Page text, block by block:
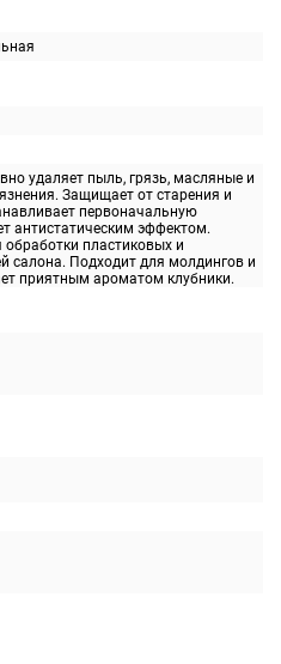
удаляет пыль, грязь, масляные и
Защищает от старения и
первоначальную
антистатическим эффектом.
обработки пластиковых и
салона. Подходит для молдингов и
приятным ароматом клубники.